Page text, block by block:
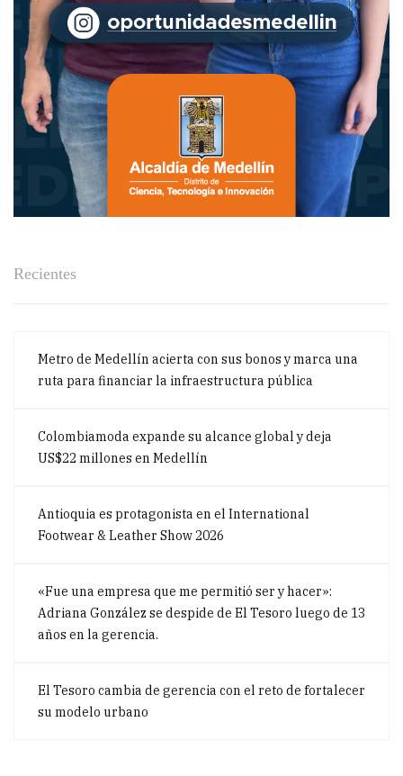
Recientes
Metro de Medellín acierta con sus bonos y marca una
ruta para financiar la infraestructura pública
Colombiamoda expande su alcance global y deja
US$22 millones en Medellín
Antioquia es protagonista en el International
Footwear & Leather Show 2026
«Fue una empresa que me permitió ser y hacer»:
Adriana González se despide de El Tesoro luego de 13
años en la gerencia.
El Tesoro cambia de gerencia con el reto de fortalecer
su modelo urbano